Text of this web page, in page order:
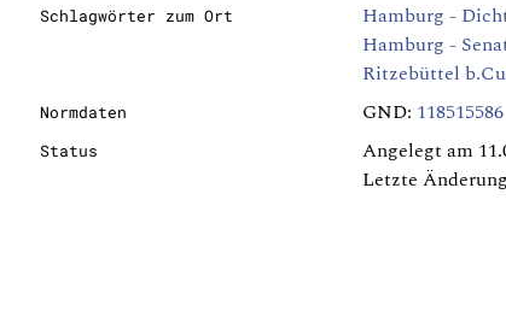
Schlagwörter zum Ort
Hamburg -
Hamburg -
Ritzebüttel
Normdaten GND: 118515586
Status
Angelegt am
Letzte